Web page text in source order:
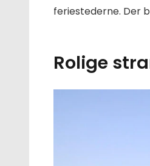
feriestederne. Der
Rolige